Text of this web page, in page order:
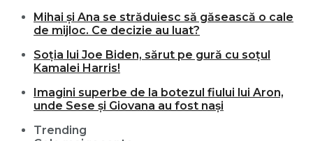
Mihai și Ana se străduiesc să găsească o cale
de mijloc. Ce decizie au luat?
Soția lui Joe Biden, sărut pe gură cu soțul
Kamalei Harris!
Imagini superbe de la botezul fiului lui Aron,
unde Sese și Giovana au fost nași
Trending